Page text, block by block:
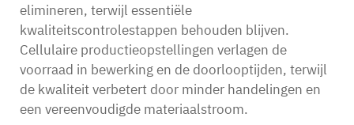
elimineren, terwijl essentiële
kwaliteitscontrolestappen behouden blijven.
Cellulaire productieopstellingen verlagen de
voorraad in bewerking en de doorlooptijden, terwijl
de kwaliteit verbetert door minder handelingen en
een vereenvoudigde materiaalstroom.